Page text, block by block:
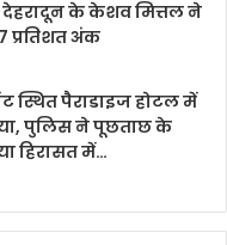
के केशव मित्तल ने
प्रतिशत अंक
स्थित पैराडाइज होटल में
पुलिस ने पूछताछ के
हिरासत में…